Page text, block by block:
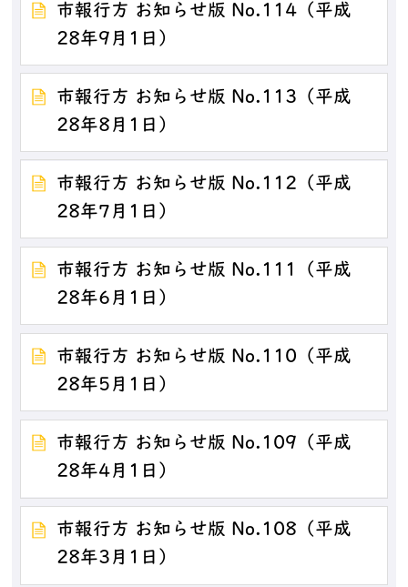
市報行方 お知らせ版 No.114（平成
28年9月1日）
市報行方 お知らせ版 No.113（平成
28年8月1日）
市報行方 お知らせ版 No.112（平成
28年7月1日）
市報行方 お知らせ版 No.111（平成
28年6月1日）
市報行方 お知らせ版 No.110（平成
28年5月1日）
市報行方 お知らせ版 No.109（平成
28年4月1日）
市報行方 お知らせ版 No.108（平成
28年3月1日）